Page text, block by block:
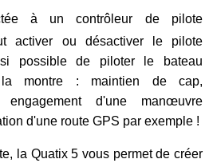
à un contrôleur de pilote
activer ou désactiver le pilote
possible de piloter le bateau
la montre : maintien de cap,
d'une manœuvre
d'une route GPS par exemple !
la Quatix 5 vous permet de créer